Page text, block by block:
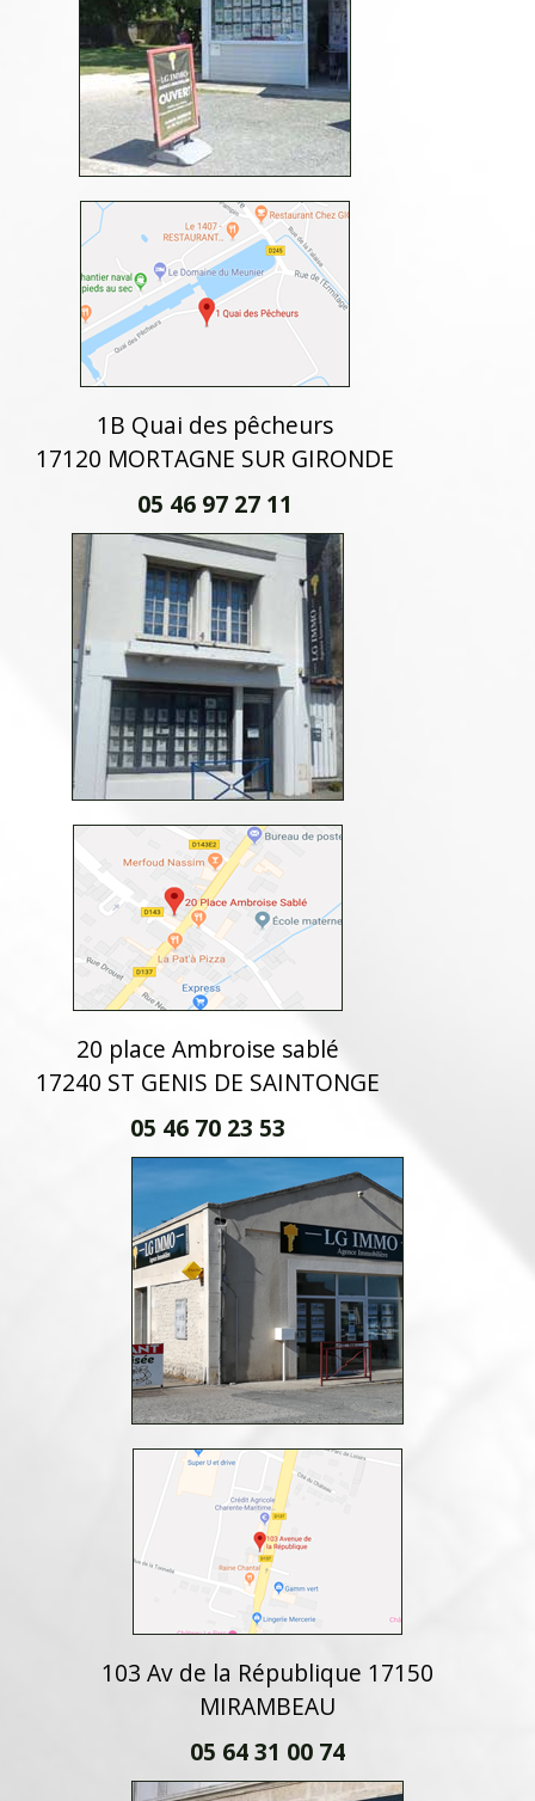
1B Quai des pêcheurs
17120 MORTAGNE SUR GIRONDE
05 46 97 27 11
20 place Ambroise sablé
17240 ST GENIS DE SAINTONGE
05 46 70 23 53
103 Av de la République 17150
MIRAMBEAU
05 64 31 00 74